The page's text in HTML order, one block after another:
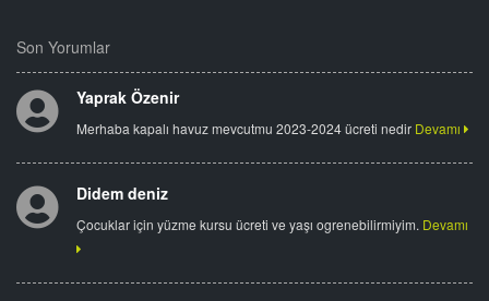
Son Yorumlar
Yaprak Özenir
Merhaba kapalı havuz mevcutmu 2023-2024 ücreti nedir Devamı
Didem deniz
Çocuklar için yüzme kursu ücreti ve yaşı ogrenebilirmiyim. Devamı